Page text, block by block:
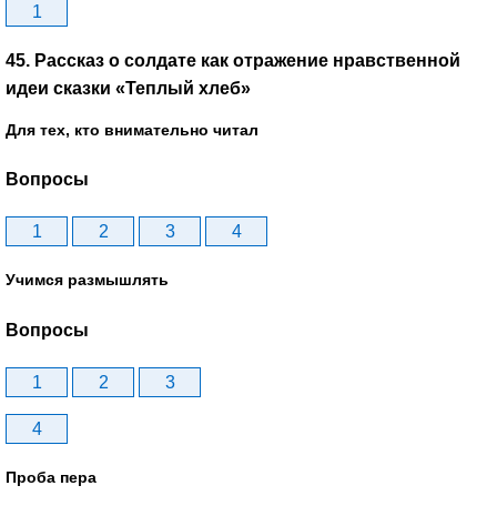
1
45. Рассказ о солдате как отражение нравственной
идеи сказки «Теплый хлеб»
Для тех, кто внимательно читал
Вопросы
1 2 3 4
Учимся размышлять
Вопросы
1 2 3
4
Проба пера